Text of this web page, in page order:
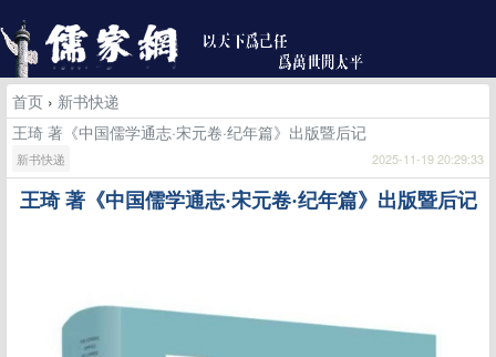
首页 › 新书快递
王琦 著《中国儒学通志·宋元卷·纪年篇》出版暨后记
新书快递 2025-11-19 20:29:33
王琦 著《中国儒学通志·宋元卷·纪年篇》出版暨后记